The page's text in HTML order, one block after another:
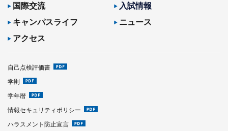
国際交流
入試情報
キャンパスライフ
ニュース
アクセス
自己点検評価書
学則
学年暦
情報セキュリティポリシー
ハラスメント防止宣言